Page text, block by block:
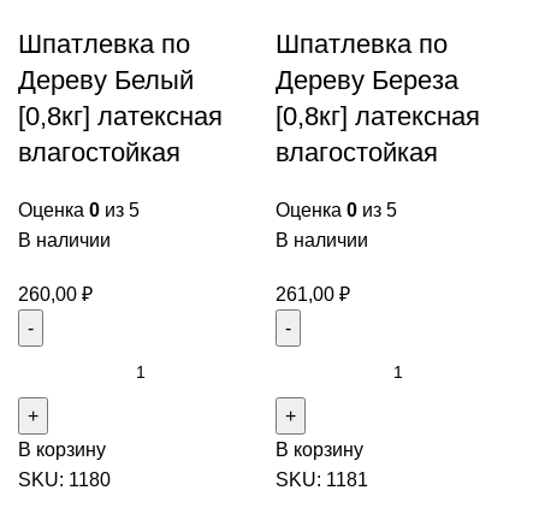
Шпатлевка по
Дереву Белый
[0,8кг] латексная
влагостойкая
Оценка 0 из 5
В наличии
260,00 ₽
В корзину
SKU: 1180
Шпатлевка по
Дереву Береза
[0,8кг] латексная
влагостойкая
Оценка 0 из 5
В наличии
261,00 ₽
В корзину
SKU: 1181